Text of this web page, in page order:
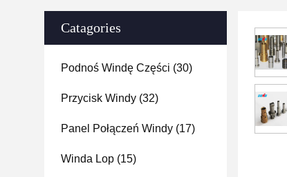
Catagories
Podnoś Windę Części (30)
Przycisk Windy (32)
Panel Połączeń Windy (17)
Winda Lop (15)